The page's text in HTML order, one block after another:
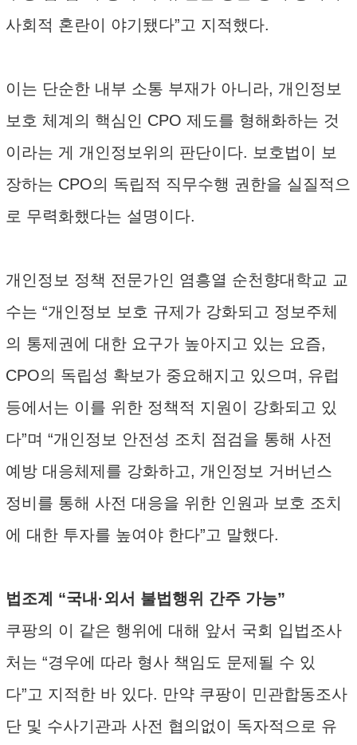
사회적 혼란이 야기됐다”고 지적했다.
이는 단순한 내부 소통 부재가 아니라, 개인정보
보호 체계의 핵심인 CPO 제도를 형해화하는 것
이라는 게 개인정보위의 판단이다. 보호법이 보
장하는 CPO의 독립적 직무수행 권한을 실질적으
로 무력화했다는 설명이다.
개인정보 정책 전문가인 염흥열 순천향대학교 교
수는 “개인정보 보호 규제가 강화되고 정보주체
의 통제권에 대한 요구가 높아지고 있는 요즘,
CPO의 독립성 확보가 중요해지고 있으며, 유럽
등에서는 이를 위한 정책적 지원이 강화되고 있
다”며 “개인정보 안전성 조치 점검을 통해 사전
예방 대응체제를 강화하고, 개인정보 거버넌스
정비를 통해 사전 대응을 위한 인원과 보호 조치
에 대한 투자를 높여야 한다”고 말했다.
법조계 “국내·외서 불법행위 간주 가능”
쿠팡의 이 같은 행위에 대해 앞서 국회 입법조사
처는 “경우에 따라 형사 책임도 문제될 수 있
다”고 지적한 바 있다. 만약 쿠팡이 민관합동조사
단 및 수사기관과 사전 협의없이 독자적으로 유